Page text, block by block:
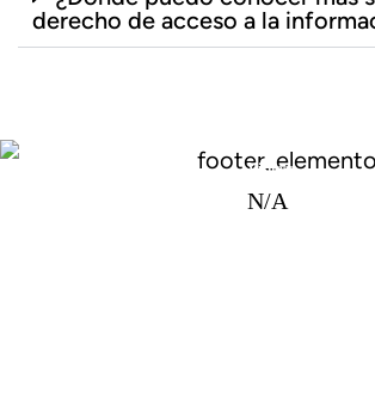
derecho de acceso a la
Visitas:
N/A